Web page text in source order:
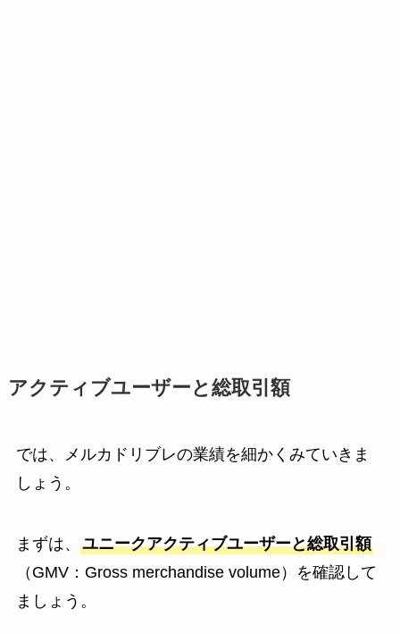
アクティブユーザーと総取引額
では、メルカドリブレの業績を細かくみていきま
しょう。
まずは、 ユニークアクティブユーザーと総取引額
（GMV：Gross merchandise volume）を確認して
ましょう。